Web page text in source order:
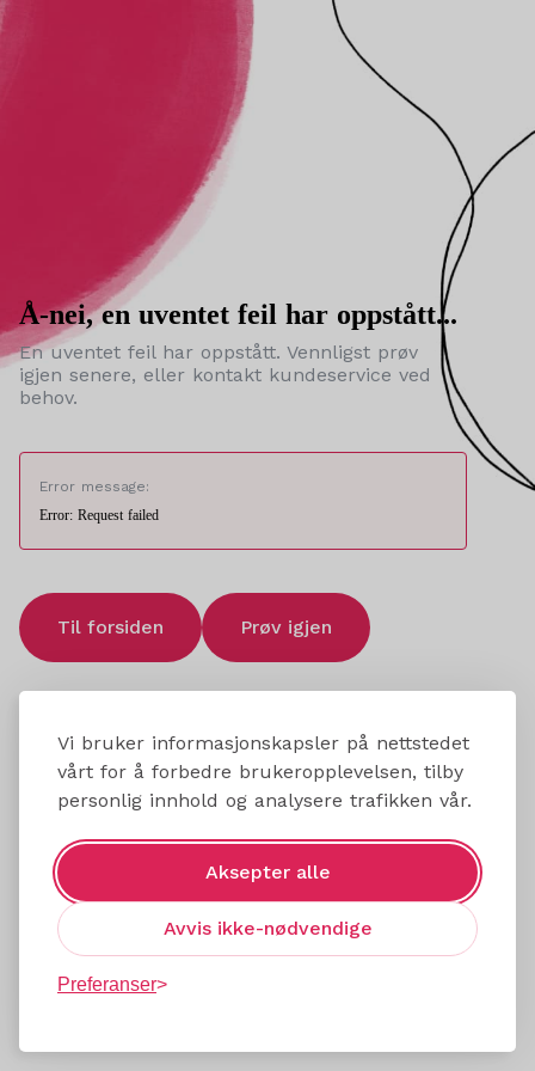
Vi bruker informasjonskapsler på nettstedet
vårt for å forbedre brukeropplevelsen, tilby
personlig innhold og analysere trafikken vår.
Aksepter alle
Avvis ikke-nødvendige
Preferanser
Å-nei, en uventet feil har oppstått...
En uventet feil har oppstått. Vennligst prøv
igjen senere, eller kontakt kundeservice ved
behov.
Error message:
Error: Request failed
Til forsiden Prøv igjen